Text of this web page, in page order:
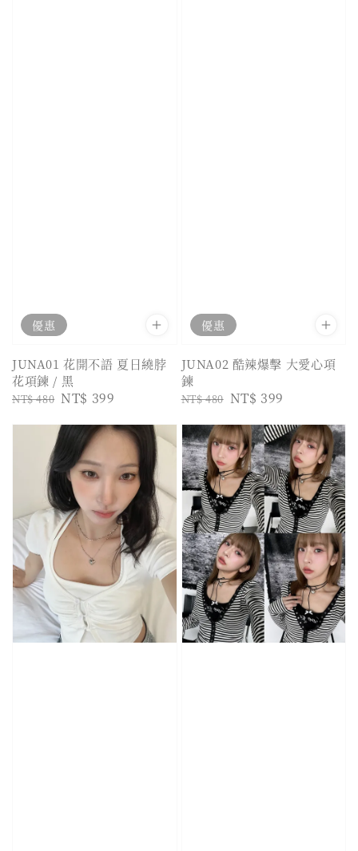
優惠
JUNA01 花開不語 夏日繞脖
花項鍊 / 黑
Regular
NT$ 480 Sale
NT$ 399
優惠
JUNA02 酷辣爆擊 大愛心項
鍊
Regular
NT$ 480 Sale
NT$ 399